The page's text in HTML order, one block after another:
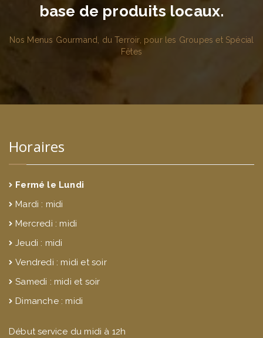
base de produits locaux.
Nos Menus Gourmand, du Terroir, pour les Groupes et Spécial
Fêtes
Horaires
Fermé le Lundi
Mardi : midi
Mercredi : midi
Jeudi : midi
Vendredi : midi et soir
Samedi : midi et soir
Dimanche : midi
Début service du midi à 12h